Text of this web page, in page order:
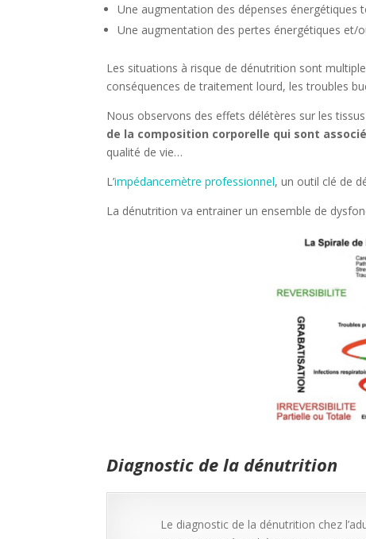
Une augmentation des dépenses énergétiques
Une augmentation des pertes énergétiques et/
Les situations à risque de dénutrition sont
conséquences de traitement lourd, les troubles
Nous observons des effets délétères sur les
de la composition corporelle qui sont
qualité de vie…
L’impédancemètre professionnel, un outil clé de
La dénutrition va entrainer un ensemble de
Diagnostic de la dénutrition
Le diagnostic de la dénutrition chez